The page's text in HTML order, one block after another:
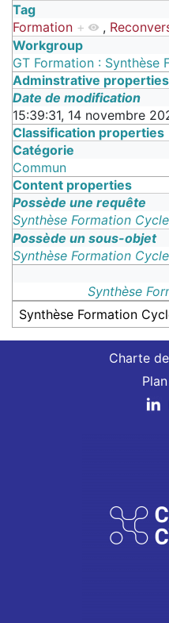
Tag
Formation + ,
Workgroup
GT Formation : Synthèse
Adminstrative properties
Date de modification
15:39:31, 14 novembre
Classification properties
Catégorie
Commun
Content properties
Possède une requête
Synthèse Formation
Possède un sous-objet
Synthèse Formation
Synthèse
Charte